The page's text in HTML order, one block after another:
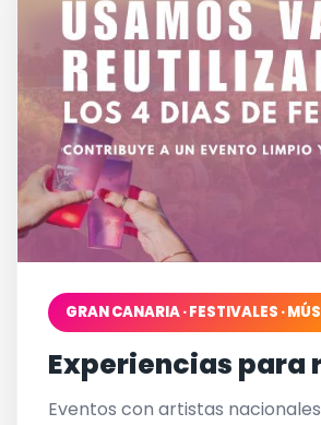
GRAN CANARIA · FESTIVALES ·
Experiencias para
Eventos con artistas